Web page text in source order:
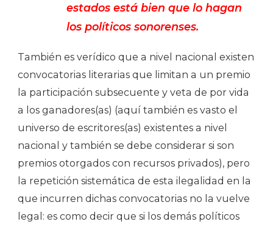
estados está bien que lo hagan
los políticos sonorenses.
También es verídico que a nivel nacional existen
convocatorias literarias que limitan a un premio
la participación subsecuente y veta de por vida
a los ganadores(as) (aquí también es vasto el
universo de escritores(as) existentes a nivel
nacional y también se debe considerar si son
premios otorgados con recursos privados), pero
la repetición sistemática de esta ilegalidad en la
que incurren dichas convocatorias no la vuelve
legal: es como decir que si los demás políticos